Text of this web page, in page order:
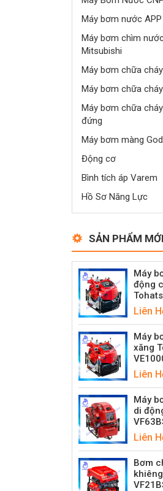
Máy bơm nước APP
Máy bơm chìm
Mitsubishi
Máy bơm chữa
Máy bơm chữa
Máy bơm chữa
đứng
Máy bơm màng
Động cơ
Bình tích áp Varem
Hồ Sơ Năng Lực
SẢN PHẨM
Máy
động
Liên
Máy
xăng
Liên
Máy
di
Liên
Bơm